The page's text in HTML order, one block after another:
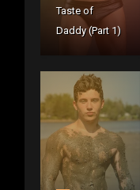
Taste of
Daddy (Part 1)